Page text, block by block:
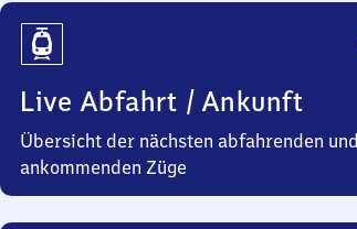
Reiseinfos
Live Abfahrt / Ankunft
Übersicht der nächsten abfahrenden und
ankommenden Züge